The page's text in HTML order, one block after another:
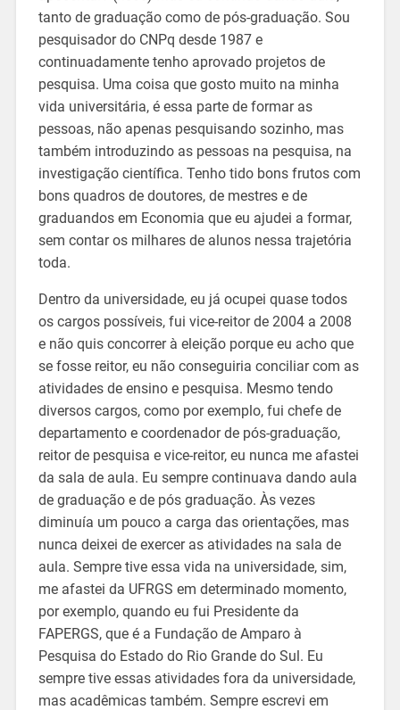
tanto de graduação como de pós-graduação. Sou
pesquisador do CNPq desde 1987 e
continuadamente tenho aprovado projetos de
pesquisa. Uma coisa que gosto muito na minha
vida universitária, é essa parte de formar as
pessoas, não apenas pesquisando sozinho, mas
também introduzindo as pessoas na pesquisa, na
investigação científica. Tenho tido bons frutos com
bons quadros de doutores, de mestres e de
graduandos em Economia que eu ajudei a formar,
sem contar os milhares de alunos nessa trajetória
toda.
Dentro da universidade, eu já ocupei quase todos
os cargos possíveis, fui vice-reitor de 2004 a 2008
e não quis concorrer à eleição porque eu acho que
se fosse reitor, eu não conseguiria conciliar com as
atividades de ensino e pesquisa. Mesmo tendo
diversos cargos, como por exemplo, fui chefe de
departamento e coordenador de pós-graduação,
reitor de pesquisa e vice-reitor, eu nunca me afastei
da sala de aula. Eu sempre continuava dando aula
de graduação e de pós graduação. Às vezes
diminuía um pouco a carga das orientações, mas
nunca deixei de exercer as atividades na sala de
aula. Sempre tive essa vida na universidade, sim,
me afastei da UFRGS em determinado momento,
por exemplo, quando eu fui Presidente da
FAPERGS, que é a Fundação de Amparo à
Pesquisa do Estado do Rio Grande do Sul. Eu
sempre tive essas atividades fora da universidade,
mas acadêmicas também. Sempre escrevi em